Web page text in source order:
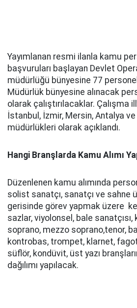
Yayımlanan resmi ilanla kamu
başvuruları başlayan Devlet
müdürlüğü bünyesine 77 personel
Müdürlük bünyesine alınacak
olarak çalıştırılacaklar. Çalışma
İstanbul, İzmir, Mersin, Antalya
müdürlükleri olarak açıklandı.
Hangi Branşlarda Kamu Alımı
Düzenlenen kamu alımında
solist sanatçı, sanatçı ve sahne
gerisinde görev yapmak üzere
sazlar, viyolonsel, bale sanatçısı,
soprano, mezzo soprano,tenor,
kontrobas, trompet, klarnet,
süflör, kondüvit, üst yazı
dağılımı yapılacak.